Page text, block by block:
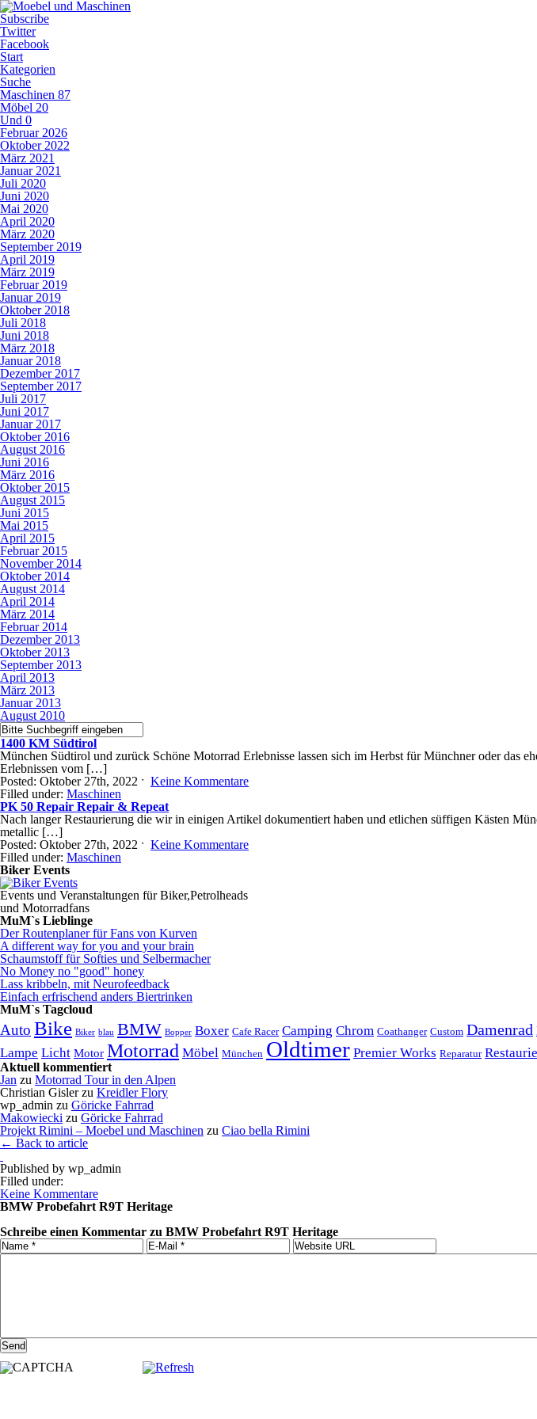
Subscribe
Twitter
Facebook
Start
Kategorien
Suche
Maschinen 87
Möbel 20
Und 0
Februar 2026
Oktober 2022
März 2021
Januar 2021
Juli 2020
Juni 2020
Mai 2020
April 2020
März 2020
September 2019
April 2019
März 2019
Februar 2019
Januar 2019
Oktober 2018
Juli 2018
Juni 2018
März 2018
Januar 2018
Dezember 2017
September 2017
Juli 2017
Juni 2017
Januar 2017
Oktober 2016
August 2016
Juni 2016
März 2016
Oktober 2015
August 2015
Juni 2015
Mai 2015
April 2015
Februar 2015
November 2014
Oktober 2014
August 2014
April 2014
März 2014
Februar 2014
Dezember 2013
Oktober 2013
September 2013
April 2013
März 2013
Januar 2013
August 2010
1400 KM Südtirol
München Südtirol und zurück Schöne Motorrad Erlebnisse lassen sich im Herbst für Münchner oder das
Erlebnissen vom […]
Posted: Oktober 27th, 2022 ˑ Keine Kommentare
Filled under: Maschinen
PK 50 Repair Repair & Repeat
Nach langer Restaurierung die wir in einigen Artikel dokumentiert haben und etlichen süffigen Kästen
metallic […]
Posted: Oktober 27th, 2022 ˑ Keine Kommentare
Filled under: Maschinen
Biker Events
Events und Veranstaltungen für Biker,Petrolheads
und Motorradfans
MuM`s Lieblinge
Der Routenplaner für Fans von Kurven
A different way for you and your brain
Schaumstoff für Softies und Selbermacher
No Money no "good" honey
Lass kribbeln, mit Neurofeedback
Einfach erfrischend anders Biertrinken
MuM`s Tagcloud
Auto Bike Biker blau BMW Bopper Boxer Cafe Racer Camping Chrom Coathanger Custom Damenrad
Lampe Licht Motor Motorrad Möbel München Oldtimer Premier Works Reparatur
Aktuell kommentiert
Jan zu Motorrad Tour in den Alpen
Christian Gislerzu Kreidler Flory
wp_admin zu Göricke Fahrrad
Makowiecki zu Göricke Fahrrad
Projekt Rimini – Moebel und Maschinen zu Ciao bella Rimini
← Back to article
Published by wp_admin
Filled under:
Keine Kommentare
BMW Probefahrt R9T Heritage
Schreibe einen Kommentar zu BMW Probefahrt R9T Heritage